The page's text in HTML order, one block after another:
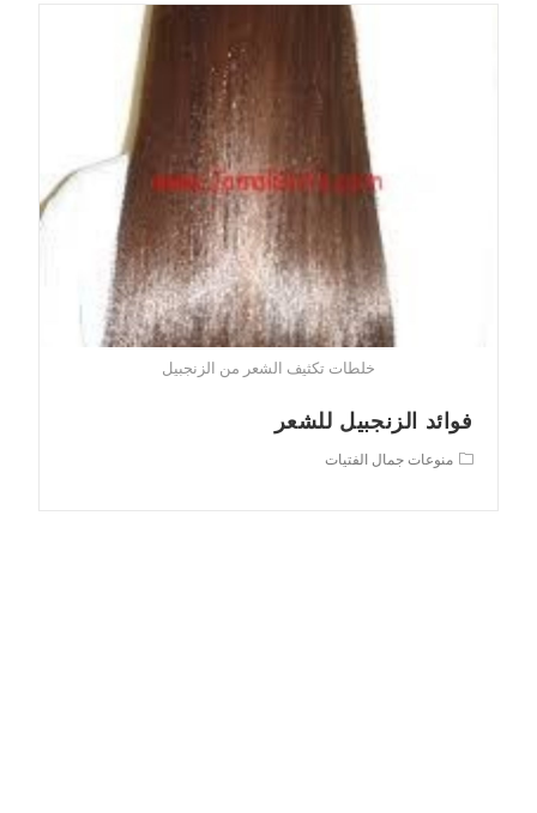
خلطات تكثيف الشعر من الزنجبيل
فوائد الزنجبيل للشعر
Postمنوعات جمال الفتيات